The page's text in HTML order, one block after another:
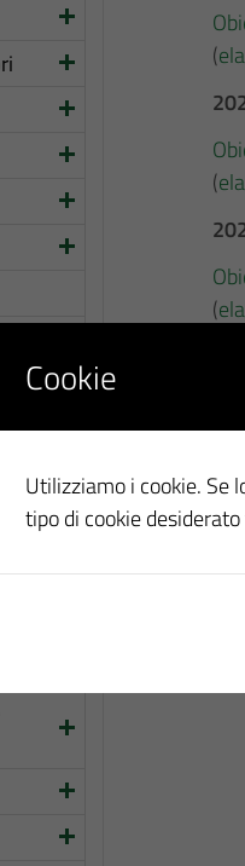
(
(
(
(
Cookie
Utilizziamo i cookie. Se
tipo di cookie